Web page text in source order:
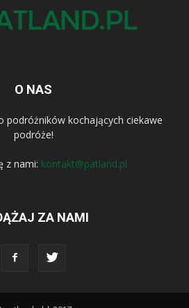
O NAS
podróżników kochających ciekawe
podróże!
z nami: kontakt@patland.pl
ZA NAMI